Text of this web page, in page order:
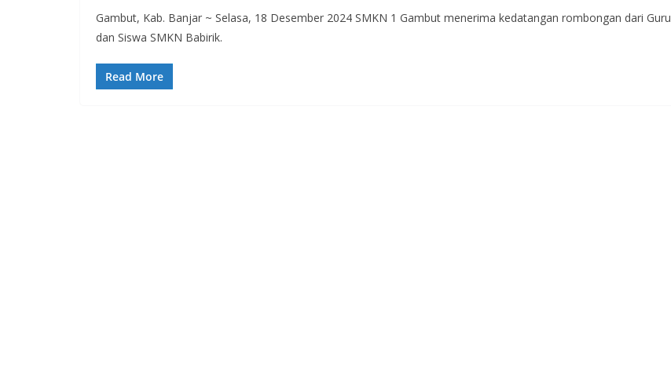
Gambut, Kab. Banjar ~ Selasa, 18 Desember 2024 SMKN 1 Gambut menerima kedatangan rombongan dari Guru
dan Siswa SMKN Babirik.
Read More